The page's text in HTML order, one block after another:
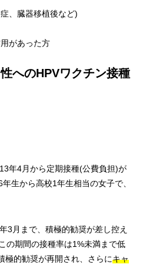
、臓器移植後など)
があった方
へのHPVワクチン接種
年4月から定期接種(公費負担)が
生から高校1年生相当の女子で、
3月まで、積極的勧奨が差し控え
の期間の接種率は1%未満まで低
極的勧奨が再開され、さらにキャ